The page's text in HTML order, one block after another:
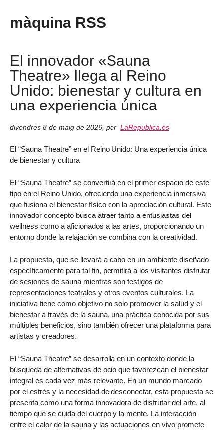
màquina RSS
El innovador «Sauna
Theatre» llega al Reino
Unido: bienestar y cultura en
una experiencia única
divendres 8 de maig de 2026 per LaRepublica.es
El “Sauna Theatre” en el Reino Unido: Una experiencia única
de bienestar y cultura
El “Sauna Theatre” se convertirá en el primer espacio de este
tipo en el Reino Unido, ofreciendo una experiencia inmersiva
que fusiona el bienestar físico con la apreciación cultural. Este
innovador concepto busca atraer tanto a entusiastas del
wellness como a aficionados a las artes, proporcionando un
entorno donde la relajación se combina con la creatividad.
La propuesta, que se llevará a cabo en un ambiente diseñado
específicamente para tal fin, permitirá a los visitantes disfrutar
de sesiones de sauna mientras son testigos de
representaciones teatrales y otros eventos culturales. La
iniciativa tiene como objetivo no solo promover la salud y el
bienestar a través de la sauna, una práctica conocida por sus
múltiples beneficios, sino también ofrecer una plataforma para
artistas y creadores.
El “Sauna Theatre” se desarrolla en un contexto donde la
búsqueda de alternativas de ocio que favorezcan el bienestar
integral es cada vez más relevante. En un mundo marcado
por el estrés y la necesidad de desconectar, esta propuesta se
presenta como una forma innovadora de disfrutar del arte, al
tiempo que se cuida del cuerpo y la mente. La interacción
entre el calor de la sauna y las actuaciones en vivo promete